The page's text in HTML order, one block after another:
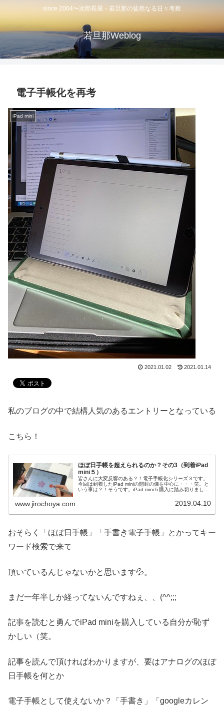
since 2004〜次郎長屋・若旦那の徒然なる日々考察
若旦那Weblog
電子手帳化を再考
iPad mini
2021.01.02 2021.01.14
私のブログの中で結構人気のあるエントリーとなっている
こちら！
ほぼ日手帳を超えられるのか？その3（到着iPad
mini５）
皆さんに大変反響のある？！電子手帳化シリーズ３です。
今回は到着したiPad miniの開封の儀を中心に・・・笑。と
いう事は？！そうです。iPad mini５購入に踏み切りまし
www.jirochoya.com 2019.04.10
おそらく「ほぼ日手帳」「手書き電子手帳」とかってキー
ワード検索で来て
頂いているんじゃないかと思います💦。
まだ一年半しか経ってないんですねぇ、、(^^;;;
記事を読むと勇んでiPad miniを購入している自分が恥ず
かしい（笑。
記事を読んで頂ければわかりますが、要はアナログのほぼ
日手帳を何とか
電子手帳として使えないか？「手書き」「googleカレン